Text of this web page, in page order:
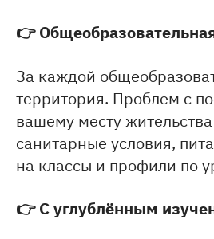
👉
За каждой
территория. Проблем с
вашему месту
санитарные условия,
на классы и профили по
👉С углублённым